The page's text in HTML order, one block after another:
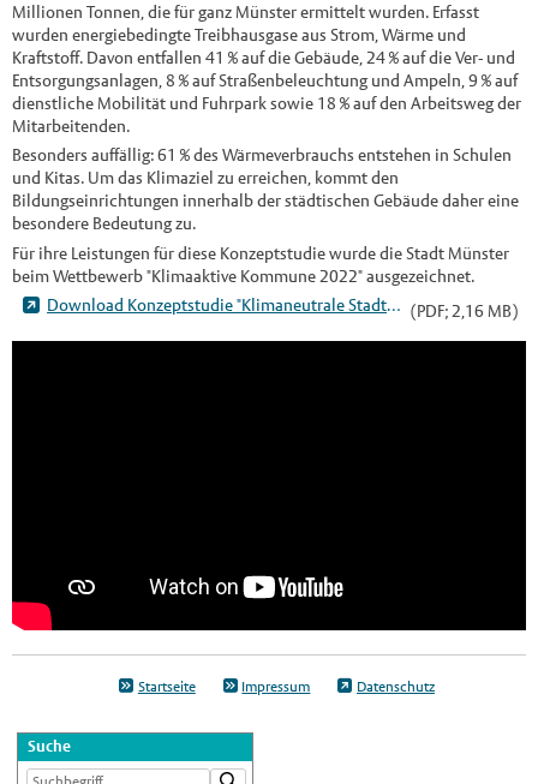
Millionen Tonnen, die für ganz Münster ermittelt wurden. Erfasst
wurden energiebedingte Treibhausgase aus Strom, Wärme und
Kraftstoff. Davon entfallen 41 % auf die Gebäude, 24 % auf die Ver- und
Entsorgungsanlagen, 8 % auf Straßenbeleuchtung und Ampeln, 9 % auf
dienstliche Mobilität und Fuhrpark sowie 18 % auf den Arbeitsweg der
Mitarbeitenden.
Besonders auffällig: 61 % des Wärmeverbrauchs entstehen in Schulen
und Kitas. Um das Klimaziel zu erreichen, kommt den
Bildungseinrichtungen innerhalb der städtischen Gebäude daher eine
besondere Bedeutung zu.
Für ihre Leistungen für diese Konzeptstudie wurde die Stadt Münster
beim Wettbewerb "Klimaaktive Kommune 2022" ausgezeichnet.
Download Konzeptstudie "Klimaneutrale Stadtverwaltung 2030" (PDF; 2,16 MB)
Startseite Impressum Datenschutz
Suche